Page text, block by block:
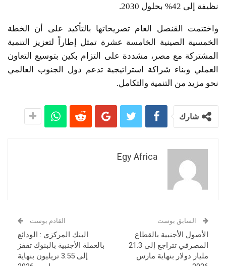
نظيفة إلى 42% بحلول 2030.
واختتمت القنصل العام تصريحاتها بالتأكيد على أن الخطة
الخمسية الصينية الخامسة عشرة تمثل إطاراً لتعزيز التنمية
المشتركة مع مصر، مشددة على التزام بكين بتوسيع التعاون
العملي وبناء شراكة استراتيجية تدعم دول الجنوب العالمي
نحو مزيد من التنمية والتكامل.
شارك
Egy Africa
السابق بوست
الأصول الأجنبية بالقطاع
المصرفي تتراجع إلى 21.3
مليار دولار بنهاية مارس
القادم بوست
البنك المركزي : الودائع
بالعملة الأجنبية بالبنوك تقفز
إلى 3.55 تريليون بنهاية